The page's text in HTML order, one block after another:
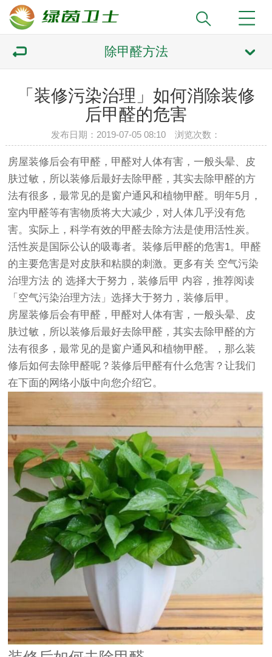
除甲醛方法
「装修污染治理」如何消除装修
后甲醛的危害
发布日期：2019-07-05 08:10 浏览次数：
房屋装修后会有甲醛，甲醛对人体有害，一般头晕、皮
肤过敏，所以装修后最好去除甲醛，其实去除甲醛的方
法有很多，最常见的是窗户通风和植物甲醛。明年5月，
室内甲醛等有害物质将大大减少，对人体几乎没有危
害。实际上，科学有效的甲醛去除方法是使用活性炭。
活性炭是国际公认的吸毒者。装修后甲醛的危害1。甲醛
的主要危害是对皮肤和粘膜的刺激。更多有关 空气污染
治理方法 的选择大于努力，装修后甲 内容，推荐阅读
「空气污染治理方法」选择大于努力，装修后甲 。
房屋装修后会有甲醛，甲醛对人体有害，一般头晕、皮
肤过敏，所以装修后最好去除甲醛，其实去除甲醛的方
法有很多，最常见的是窗户通风和植物甲醛。，那么装
修后如何去除甲醛呢？装修后甲醛有什么危害？让我们
在下面的网络小版中向您介绍它。